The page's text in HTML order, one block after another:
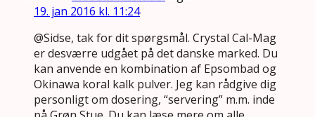
19. jan 2016 kl. 11:24
@Sidse, tak for dit spørgsmål. Crystal Cal-Mag
er desværre udgået på det danske marked. Du
kan anvende en kombination af Epsombad og
Okinawa koral kalk pulver. Jeg kan rådgive dig
personligt om dosering, “servering” m.m. inde